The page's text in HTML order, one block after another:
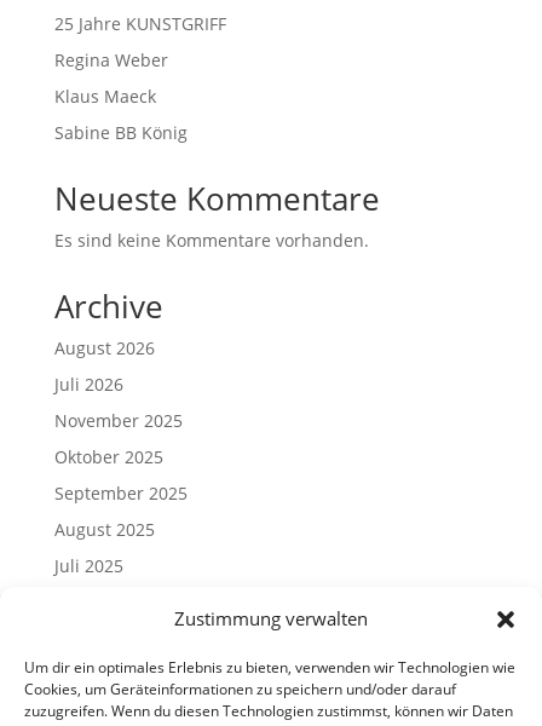
Zustimmung verwalten
Um dir ein optimales Erlebnis zu bieten, verwenden wir Technologien wie
Cookies, um Geräteinformationen zu speichern und/oder darauf
zuzugreifen. Wenn du diesen Technologien zustimmst, können wir Daten
25 Jahre KUNSTGRIFF
Regina Weber
Klaus Maeck
Sabine BB König
Neueste Kommentare
Es sind keine Kommentare vorhanden.
Archive
August 2026
Juli 2026
November 2025
Oktober 2025
September 2025
August 2025
Juli 2025
März 2025
Januar 2025